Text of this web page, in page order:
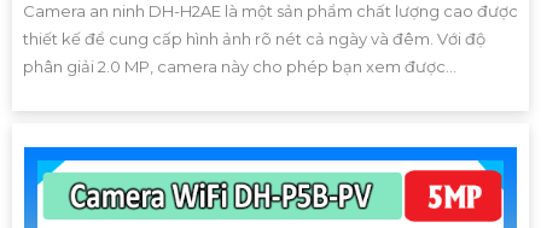
Camera an ninh DH-H2AE là một sản phẩm chất lượng cao được
thiết kế để cung cấp hình ảnh rõ nét cả ngày và đêm. Với độ
phân giải 2.0 MP, camera này cho phép bạn xem được...